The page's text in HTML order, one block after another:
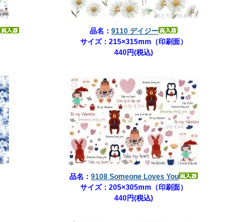
品名： 9110 デイジー
サイズ：215×315mm（印刷面）
440円(税込)
品名： 9108 Someone Loves You
サイズ：205×305mm（印刷面）
440円(税込)